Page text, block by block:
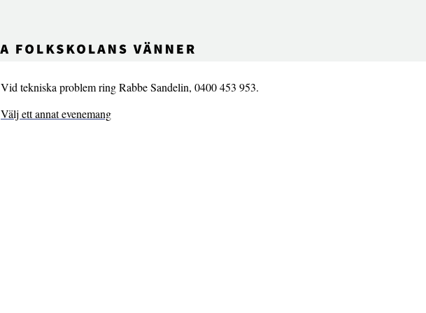
Vid tekniska problem ring Rabbe Sandelin, 0400 453 953.
Välj ett annat evenemang